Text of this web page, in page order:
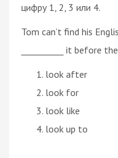
цифру 1, 2, 3 или 4.
Tom can’t find his
__________ it before
look after
look for
look like
look up to